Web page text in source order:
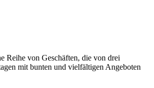
Reihe von Geschäften, die von drei
mit bunten und vielfältigen Angeboten